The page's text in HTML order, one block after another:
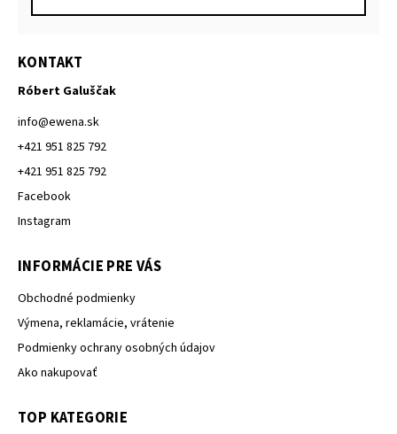
KONTAKT
Róbert Galuščak
info@ewena.sk
+421 951 825 792
+421 951 825 792
Facebook
Instagram
INFORMÁCIE PRE VÁS
Obchodné podmienky
Výmena, reklamácie, vrátenie
Podmienky ochrany osobných údajov
Ako nakupovať
TOP KATEGORIE